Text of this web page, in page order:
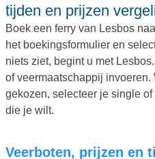
tijden en prijzen
Boek een ferry van Lesbos
het boekingsformulier en
niets ziet, begint u met
of veermaatschappij invoeren.
gekozen, selecteer je single
die je wilt.
Veerboten, prijzen en tijden voor Lesbos